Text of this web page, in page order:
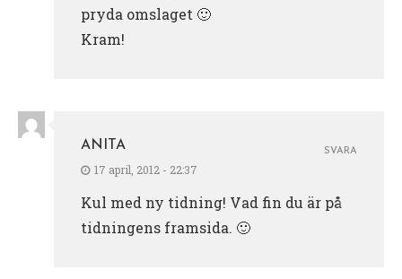
pryda omslaget 🙂
Kram!
ANITA
17 april, 2012 - 22:37
Kul med ny tidning! Vad fin du är på
tidningens framsida. 🙂
SVARA